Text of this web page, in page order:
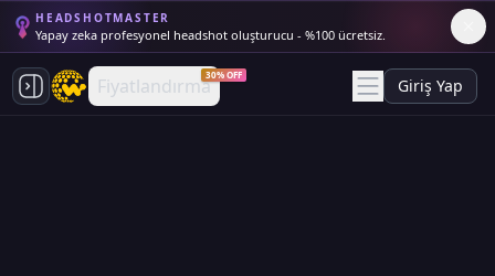
HEADSHOTMASTER
Yapay zeka profesyonel headshot oluşturucu - %100 ücretsiz.
Fiyatlandırma30% OFF
Giriş Yap